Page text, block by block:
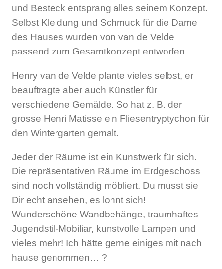
und Besteck entsprang alles seinem Konzept.
Selbst Kleidung und Schmuck für die Dame
des Hauses wurden von van de Velde
passend zum Gesamtkonzept entworfen.
Henry van de Velde plante vieles selbst, er
beauftragte aber auch Künstler für
verschiedene Gemälde. So hat z. B. der
grosse Henri Matisse ein Fliesentryptychon für
den Wintergarten gemalt.
Jeder der Räume ist ein Kunstwerk für sich.
Die repräsentativen Räume im Erdgeschoss
sind noch vollständig möbliert. Du musst sie
Dir echt ansehen, es lohnt sich!
Wunderschöne Wandbehänge, traumhaftes
Jugendstil-Mobiliar, kunstvolle Lampen und
vieles mehr! Ich hätte gerne einiges mit nach
hause genommen… ?